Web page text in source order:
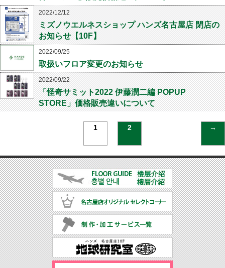
2022/12/12
ミズノウエルネスショップ ハンズ名古屋店 閉店の
お知らせ【10F】
2022/09/25
取扱いフロア変更のお知らせ
2022/09/22
「怪奇サミット2022 伊藤潤二編 POPUP
STORE」価格販売違いについて
1 2 →